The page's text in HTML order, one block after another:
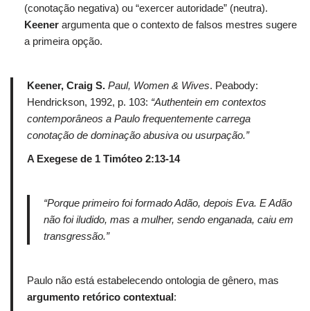
(conotação negativa) ou “exercer autoridade” (neutra).
Keener argumenta que o contexto de falsos mestres sugere
a primeira opção.
Keener, Craig S. Paul, Women & Wives. Peabody:
Hendrickson, 1992, p. 103: “Authentein em contextos
contemporâneos a Paulo frequentemente carrega
conotação de dominação abusiva ou usurpação.”
A Exegese de 1 Timóteo 2:13-14
“Porque primeiro foi formado Adão, depois Eva. E Adão
não foi iludido, mas a mulher, sendo enganada, caiu em
transgressão.”
Paulo não está estabelecendo ontologia de gênero, mas
argumento retórico contextual: